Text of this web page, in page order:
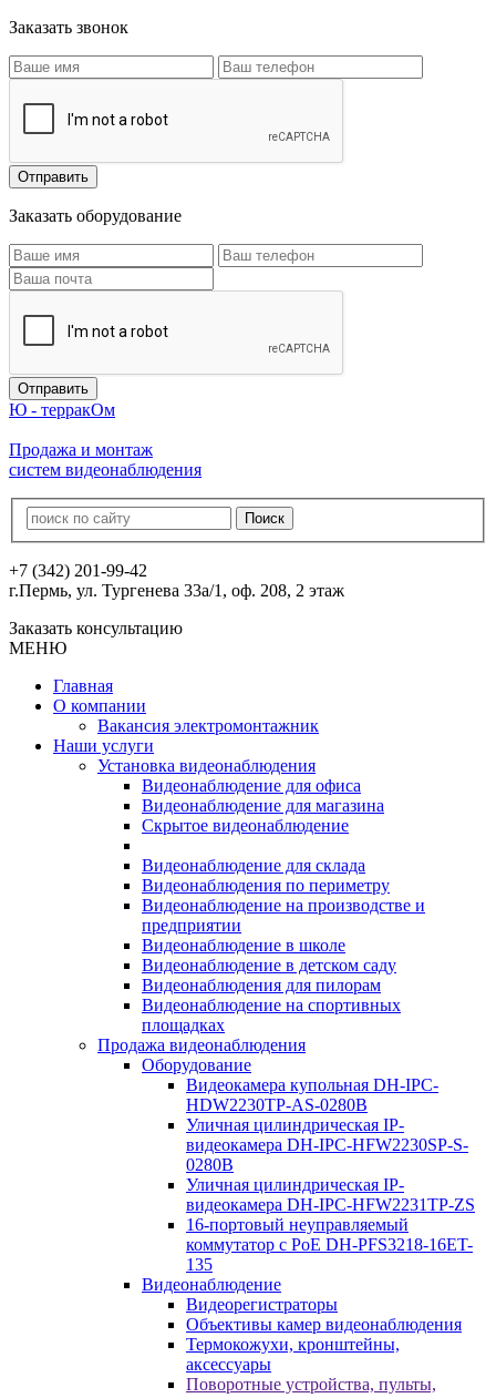
Заказать звонок
Заказать оборудование
Ю - терракОм
Продажа и монтаж
систем видеонаблюдения
+7 (342) 201-99-42
г.Пермь, ул. Тургенева 33а/1, оф. 208, 2 этаж
Заказать консультацию
МЕНЮ
Главная
О компании
Вакансия электромонтажник
Наши услуги
Установка видеонаблюдения
Видеонаблюдение для офиса
Видеонаблюдение для магазина
Скрытое видеонаблюдение
Видеонаблюдение для склада
Видеонаблюдения по периметру
Видеонаблюдение на производстве и
предприятии
Видеонаблюдение в школе
Видеонаблюдение в детском саду
Видеонаблюдения для пилорам
Видеонаблюдение на спортивных
площадках
Продажа видеонаблюдения
Оборудование
Видеокамера купольная DH-IPC-
HDW2230TP-AS-0280B
Уличная цилиндрическая IP-
видеокамера DH-IPC-HFW2230SP-S-
0280B
Уличная цилиндрическая IP-
видеокамера DH-IPC-HFW2231TP-ZS
16-портовый неуправляемый
коммутатор с РоЕ DH-PFS3218-16ET-
135
Видеонаблюдение
Видеорегистраторы
Объективы камер видеонаблюдения
Термокожухи, кронштейны,
аксессуары
Поворотные устройства, пульты,